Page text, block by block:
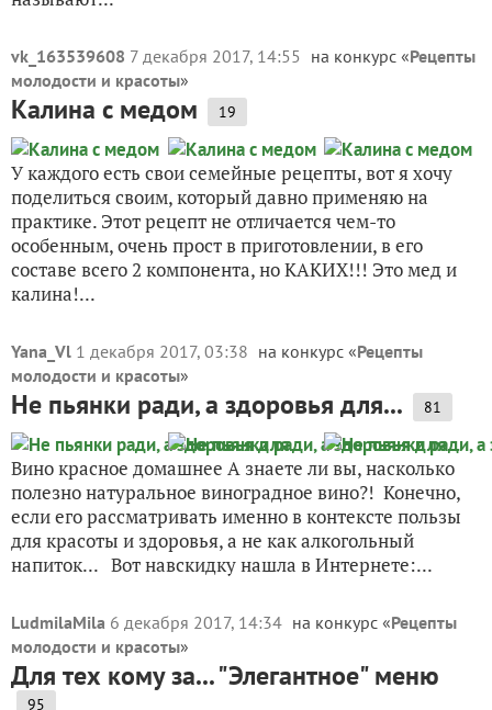
vk_163539608 7 декабря 2017, 14:55 на конкурс «Рецепты
молодости и красоты»
Калина с медом 19
У каждого есть свои семейные рецепты, вот я хочу
поделиться своим, который давно применяю на
практике. Этот рецепт не отличается чем-то
особенным, очень прост в приготовлении, в его
составе всего 2 компонента, но КАКИХ!!! Это мед и
калина!...
Yana_Vl 1 декабря 2017, 03:38 на конкурс «Рецепты
молодости и красоты»
Не пьянки ради, а здоровья для... 81
Вино красное домашнее А знаете ли вы, насколько
полезно натуральное виноградное вино?! Конечно,
если его рассматривать именно в контексте пользы
для красоты и здоровья, а не как алкогольный
напиток... Вот навскидку нашла в Интернете:...
LudmilaMila 6 декабря 2017, 14:34 на конкурс «Рецепты
молодости и красоты»
Для тех кому за... "Элегантное" меню
95